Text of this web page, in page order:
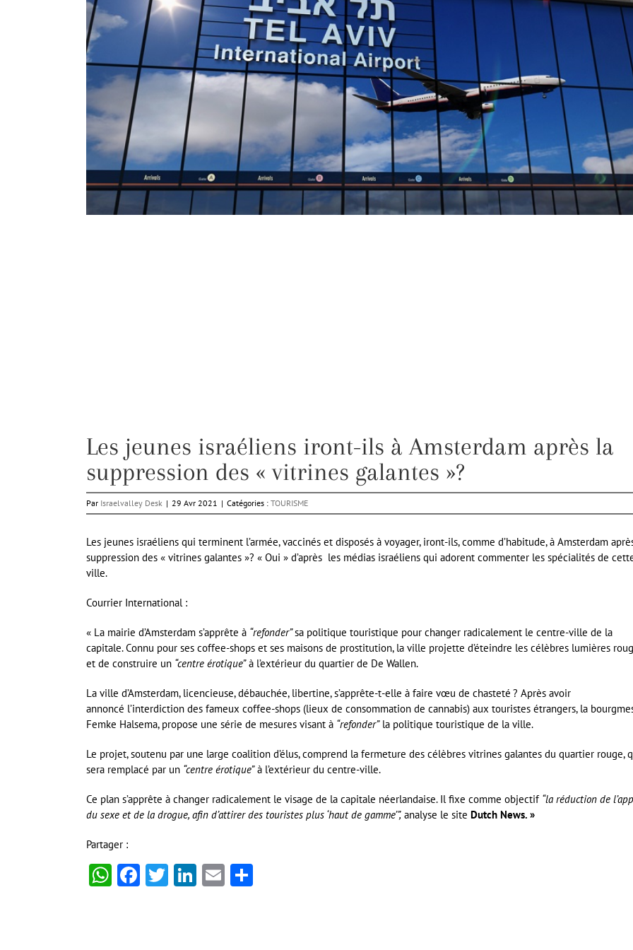
Les jeunes israéliens iront-ils à Amsterdam après la
suppression des « vitrines galantes »?
Par Israelvalley Desk | 29 Avr 2021 | Catégories : TOURISME
Les jeunes israéliens qui terminent l’armée, vaccinés et disposés à voyager, iront-ils, comme d’habitude, à Amsterdam
suppression des « vitrines galantes »? « Oui » d’après les médias israéliens qui adorent commenter les spécialités de
ville.
Courrier International :
« La mairie d’Amsterdam s’apprête à “refonder”sa politique touristique pour changer radicalement le centre-ville de la
capitale. Connu pour ses coffee-shops et ses maisons de prostitution, la ville projette d’éteindre les célèbres lumières
et de construire un “centre érotique”à l’extérieur du quartier de De Wallen.
La ville d’Amsterdam, licencieuse, débauchée, libertine, s’apprête-t-elle à faire vœu de chasteté ? Après avoir
annoncé l’interdiction des fameux coffee-shops (lieux de consommation de cannabis) aux touristes étrangers, la
Femke Halsema, propose une série de mesures visant à “refonder”la politique touristique de la ville.
Le projet, soutenu par une large coalition d’élus, comprend la fermeture des célèbres vitrines galantes du quartier rouge,
sera remplacé par un “centre érotique”à l’extérieur du centre-ville.
Ce plan s’apprête à changer radicalement le visage de la capitale néerlandaise. Il fixe comme objectif “la réduction de
du sexe et de la drogue, afin d’attirer des touristes plus ‘haut de gamme’”, analyse le site Dutch News. »
Partager :
WhatsApp
Facebook
Twitter
LinkedIn
Email